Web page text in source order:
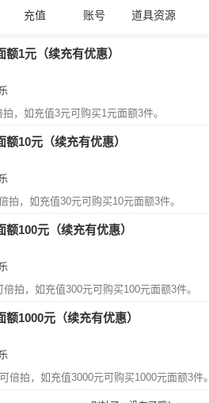
充值 账号 道具资源
1元（续充有优惠）
，如充值3元可购买1元面额3件。
10元（续充有优惠）
拍，如充值30元可购买10元面额3件。
100元（续充有优惠）
倍拍，如充值300元可购买100元面额3件。
1000元（续充有优惠）
倍拍，如充值3000元可购买1000元面额3件。